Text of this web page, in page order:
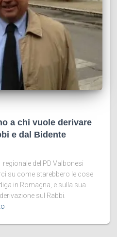
a chi vuole derivare
e dal Bidente
del PD Valbonesi
su come starebbero le cose
in Romagna, e sulla sua
sul Rabbi.